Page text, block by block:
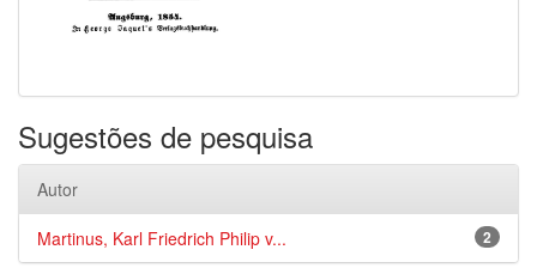
Sugestões de pesquisa
Autor
2
Martinus, Karl Friedrich Philip v...